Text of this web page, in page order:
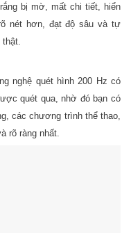
bị mờ, mất chi tiết, hiển
nét hơn, đạt độ sâu và tự
nghệ quét hình 200 Hz có
quét qua, nhờ đó bạn có
các chương trình thể thao,
rõ ràng nhất.